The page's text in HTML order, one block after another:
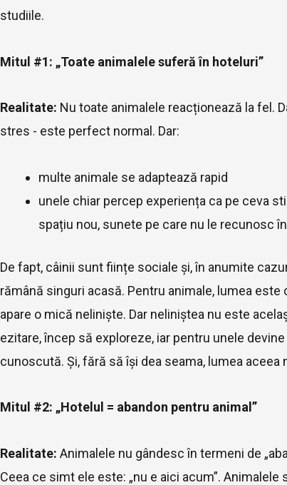
studiile.
Mitul #1: „Toate animalele suferă în hoteluri”
Realitate: Nu toate animalele reacționează la fel.
stres - este perfect normal. Dar:
multe animale se adaptează rapid
unele chiar percep experiența ca pe ceva
spațiu nou, sunete pe care nu le recunosc
De fapt, câinii sunt ființe sociale și, în anumite
rămână singuri acasă. Pentru animale, lumea
apare o mică neliniște. Dar neliniștea nu este
ezitare, încep să exploreze, iar pentru unele
cunoscută. Și, fără să își dea seama, lumea
Mitul #2: „Hotelul = abandon pentru animal”
Realitate: Animalele nu gândesc în termeni de
Ceea ce simt ele este: „nu e aici acum”.